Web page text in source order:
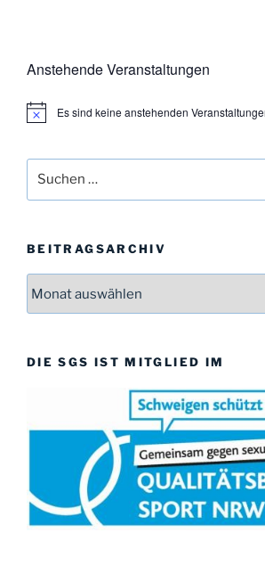
Anstehende Veranstaltungen
H
w
s
Es sind keine anstehenden
nach:
BEITRAGSARCHIV
DIE SGS IST MITGLIED IM